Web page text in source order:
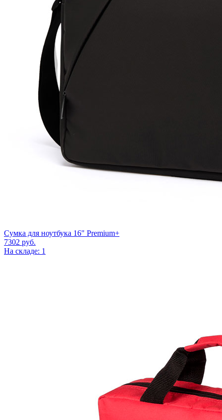
Сумка для ноутбука 16" Premium+
7302 руб.
На складе: 1